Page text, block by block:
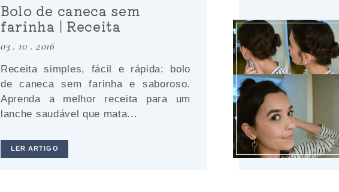
Bolo de caneca sem
farinha | Receita
03 . 10 . 2016
Receita simples, fácil e rápida: bolo
de caneca sem farinha e saboroso.
Aprenda a melhor receita para um
lanche saudável que mata...
LER ARTIGO